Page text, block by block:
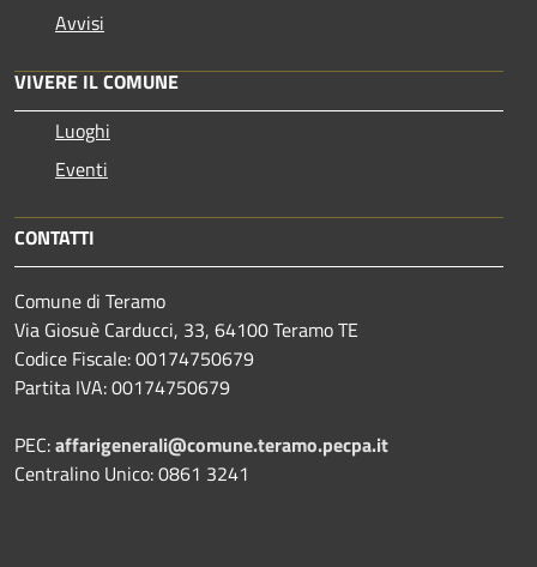
Avvisi
VIVERE IL COMUNE
Luoghi
Eventi
CONTATTI
Comune di Teramo
Via Giosuè Carducci, 33, 64100 Teramo TE
Codice Fiscale: 00174750679
Partita IVA: 00174750679
PEC:affarigenerali@comune.teramo.pecpa.it
Centralino Unico: 0861 3241